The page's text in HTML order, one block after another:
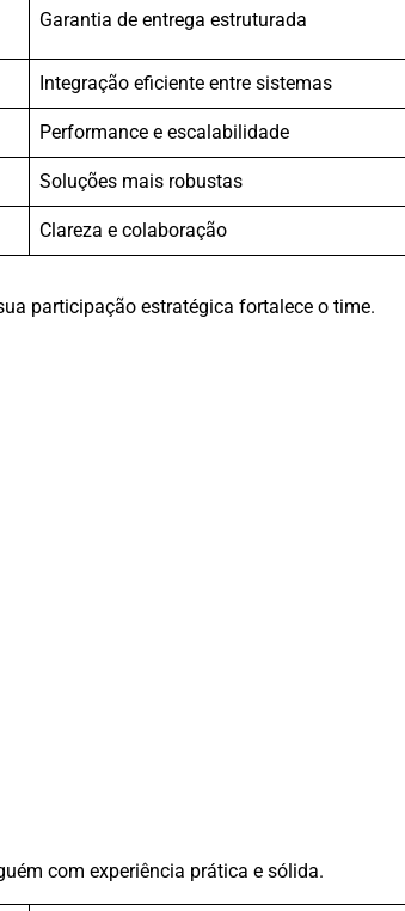
Garantia de entrega estruturada
Integração eficiente entre sistemas
Performance e escalabilidade
Soluções mais robustas
Clareza e colaboração
participação estratégica fortalece o time.
com experiência prática e sólida.